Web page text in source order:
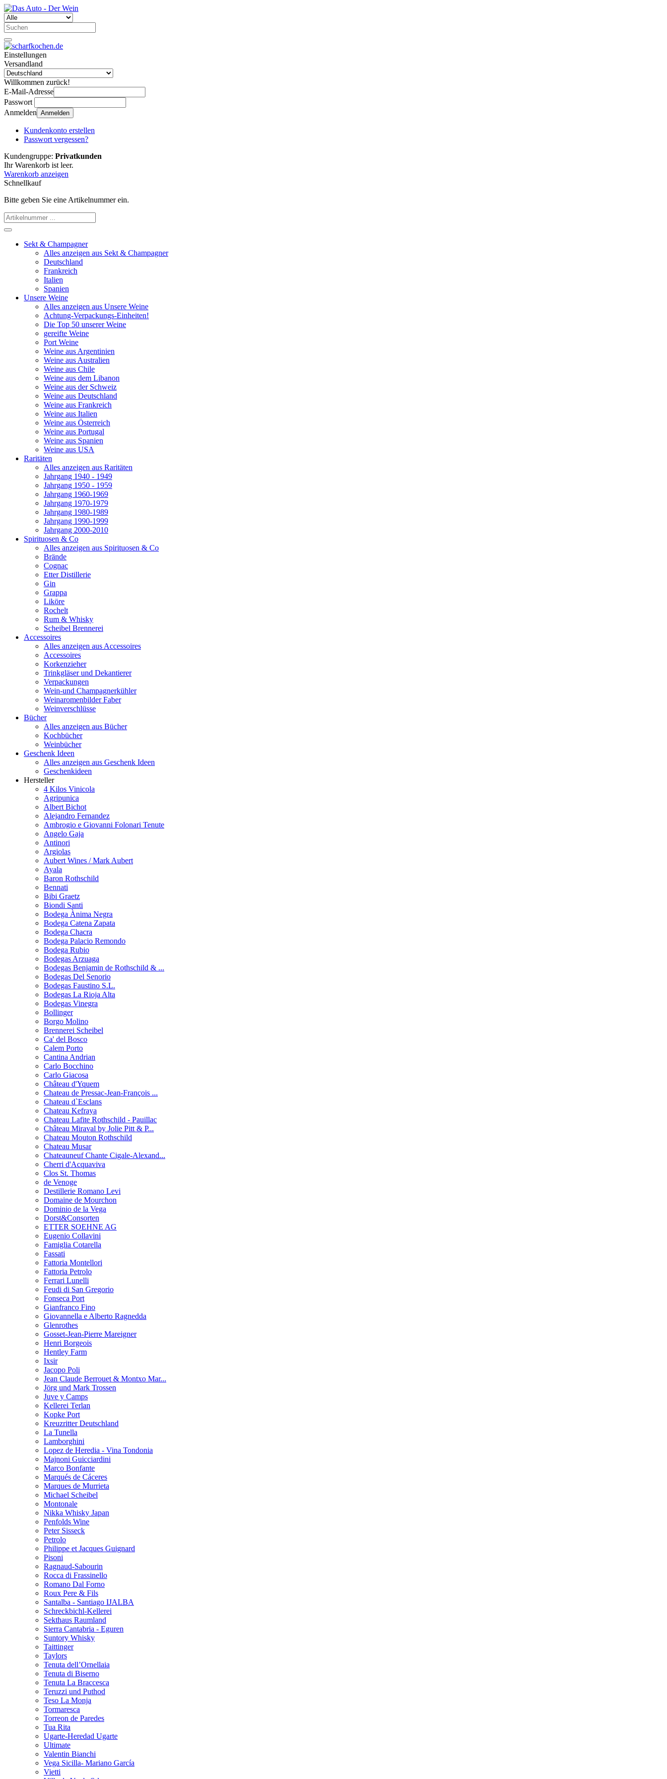
Einstellungen
Versandland
Willkommen zurück!
E-Mail-Adresse
Passwort
Anmelden Anmelden
Kundenkonto erstellen
Passwort vergessen?
Kundengruppe: Privatkunden
Ihr Warenkorb ist leer.
Warenkorb anzeigen
Schnellkauf
Bitte geben Sie eine Artikelnummer ein.
Sekt & Champagner
Alles anzeigen aus Sekt & Champagner
Deutschland
Frankreich
Italien
Spanien
Unsere Weine
Alles anzeigen aus Unsere Weine
Achtung-Verpackungs-Einheiten!
Die Top 50 unserer Weine
gereifte Weine
Port Weine
Weine aus Argentinien
Weine aus Australien
Weine aus Chile
Weine aus dem Libanon
Weine aus der Schweiz
Weine aus Deutschland
Weine aus Frankreich
Weine aus Italien
Weine aus Österreich
Weine aus Portugal
Weine aus Spanien
Weine aus USA
Raritäten
Alles anzeigen aus Raritäten
Jahrgang 1940 - 1949
Jahrgang 1950 - 1959
Jahrgang 1960-1969
Jahrgang 1970-1979
Jahrgang 1980-1989
Jahrgang 1990-1999
Jahrgang 2000-2010
Spirituosen & Co
Alles anzeigen aus Spirituosen & Co
Brände
Cognac
Etter Distillerie
Gin
Grappa
Liköre
Rochelt
Rum & Whisky
Scheibel Brennerei
Accessoires
Alles anzeigen aus Accessoires
Accessoires
Korkenzieher
Trinkgläser und Dekantierer
Verpackungen
Wein-und Champagnerkühler
Weinaromenbilder Faber
Weinverschlüsse
Bücher
Alles anzeigen aus Bücher
Kochbücher
Weinbücher
Geschenk Ideen
Alles anzeigen aus Geschenk Ideen
Geschenkideen
Hersteller
4 Kilos Vinicola
Agripunica
Albert Bichot
Alejandro Fernandez
Ambrogio e Giovanni Folonari Tenute
Angelo Gaja
Antinori
Argiolas
Aubert Wines / Mark Aubert
Ayala
Baron Rothschild
Bennati
Bibi Graetz
Biondi Santi
Bodega Ànima Negra
Bodega Catena Zapata
Bodega Chacra
Bodega Palacio Remondo
Bodega Rubio
Bodegas Arzuaga
Bodegas Benjamin de Rothschild & ...
Bodegas Del Senorio
Bodegas Faustino S.L.
Bodegas La Rioja Alta
Bodegas Vinegra
Bollinger
Borgo Molino
Brennerei Scheibel
Ca' del Bosco
Calem Porto
Cantina Andrian
Carlo Bocchino
Carlo Giacosa
Château d'Yquem
Chateau de Pressac-Jean-François ...
Chateau d`Esclans
Chateau Kefraya
Chateau Lafite Rothschild - Pauillac
Château Miraval by Jolie Pitt & P...
Chateau Mouton Rothschild
Chateau Musar
Chateauneuf Chante Cigale-Alexand...
Cherri d'Acquaviva
Clos St. Thomas
de Venoge
Destillerie Romano Levi
Domaine de Mourchon
Dominio de la Vega
Dorst&Consorten
ETTER SOEHNE AG
Eugenio Collavini
Famiglia Cotarella
Fassati
Fattoria Montellori
Fattoria Petrolo
Ferrari Lunelli
Feudi di San Gregorio
Fonseca Port
Gianfranco Fino
Giovannella e Alberto Ragnedda
Glenrothes
Gosset-Jean-Pierre Mareigner
Henri Borgeois
Hentley Farm
Ixsir
Jacopo Poli
Jean Claude Berrouet & Montxo Mar...
Jörg und Mark Trossen
Juve y Camps
Kellerei Terlan
Kopke Port
Kreuzritter Deutschland
La Tunella
Lamborghini
Lopez de Heredia - Vina Tondonia
Majnoni Guicciardini
Marco Bonfante
Marqués de Cáceres
Marques de Murrieta
Michael Scheibel
Montonale
Nikka Whisky Japan
Penfolds Wine
Peter Sisseck
Petrolo
Philippe et Jacques Guignard
Pisoni
Ragnaud-Sabourin
Rocca di Frassinello
Romano Dal Forno
Roux Pere & Fils
Santalba - Santiago IJALBA
Schreckbichl-Kellerei
Sekthaus Raumland
Sierra Cantabria - Eguren
Suntory Whisky
Taittinger
Taylors
Tenuta dell’Ornellaia
Tenuta di Biserno
Tenuta La Braccesca
Teruzzi und Puthod
Teso La Monja
Tormaresca
Torreon de Paredes
Tua Rita
Ugarte-Heredad Ugarte
Ultimate
Valentin Bianchi
Vega Sicilla- Mariano García
Vietti